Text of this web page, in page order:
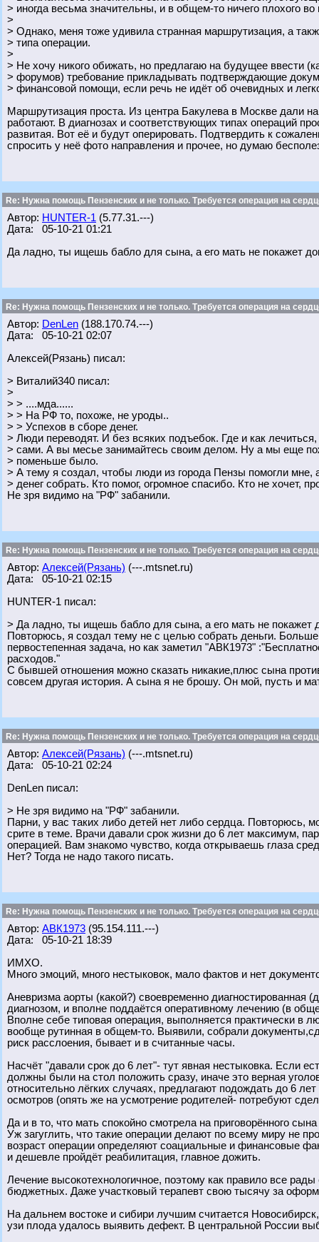
> иногда весьма значительны, и в общем-то ничего плохого
>
> Однако, меня тоже удивила странная маршрутизация, а
> типа операции.
>
> Не хочу никого обижать, но предлагаю на будущее ввести
> форумов) требование прикладывать подтверждающие
> финансовой помощи, если речь не идёт об очевидных и
Маршрутизация проста. Из центра Бакулева в Москве дали
работают. В диагнозах и соответствующих типах операций
развитая. Вот её и будут оперировать. Подтвердить к
спросить у неё фото направления и прочее, но думаю
Re: Нужна помощь Пензенских и не только. Требуется операция на
Автор: HUNTER-1 (5.77.31.---)
Дата: 05-10-21 01:21
Да ладно, ты ищешь бабло для сына, а его мать не покажет
Re: Нужна помощь Пензенских и не только. Требуется операция на
Автор: DenLen (188.170.74.---)
Дата: 05-10-21 02:07
Алексей(Рязань) писал:
> Виталий340 писал:
>
> > ....мда......
> > На РФ то, похоже, не уроды..
> > Успехов в сборе денег.
> Люди переводят. И без всяких подъебок. Где и как
> сами. А вы месье занимайтесь своим делом. Ну а мы еще
> поменьше было.
> А тему я создал, чтобы люди из города Пензы помогли мне,
> денег собрать. Кто помог, огромное спасибо. Кто не хочет,
Не зря видимо на "РФ" забанили.
Re: Нужна помощь Пензенских и не только. Требуется операция на
Автор: Алексей(Рязань) (---.mtsnet.ru)
Дата: 05-10-21 02:15
HUNTER-1 писал:
> Да ладно, ты ищешь бабло для сына, а его мать не покажет
Повторюсь, я создал тему не с целью собрать деньги.
первостепенная задача, но как заметил "АВК1973"
расходов."
С бывшей отношения можно сказать никакие,плюс сына
совсем другая история. А сына я не брошу. Он мой, пусть и
Re: Нужна помощь Пензенских и не только. Требуется операция на
Автор: Алексей(Рязань) (---.mtsnet.ru)
Дата: 05-10-21 02:24
DenLen писал:
> Не зря видимо на "РФ" забанили.
Парни, у вас таких либо детей нет либо сердца. Повторюсь,
срите в теме. Врачи давали срок жизни до 6 лет максимум,
операцией. Вам знакомо чувство, когда открываешь глаза
Нет? Тогда не надо такого писать.
Re: Нужна помощь Пензенских и не только. Требуется операция на
Автор: АВК1973 (95.154.111.---)
Дата: 05-10-21 18:39
ИМХО.
Много эмоций, много нестыковок, мало фактов и нет
Аневризма аорты (какой?) своевременно диагностированная
диагнозом, и вполне поддаётся оперативному лечению (в
Вполне себе типовая операция, выполняется практически в
вообще рутинная в общем-то. Выявили, собрали
риск расслоения, бывает и в считанные часы.
Насчёт "давали срок до 6 лет"- тут явная нестыковка. Если
должны были на стол положить сразу, иначе это верная
относительно лёгких случаях, предлагают подождать до 6
осмотров (опять же на усмотрение родителей- потребуют
Да и в то, что мать спокойно смотрела на приговорённого
Уж загуглить, что такие операции делают по всему миру не
возраст операции определяют соациальные и финансовые
и дешевле пройдёт реабилитация, главное дожить.
Лечение высокотехнологичное, поэтому как правило все
бюджетных. Даже участковый терапевт свою тысячу за
На дальнем востоке и сибири лучшим считается
узи плода удалось выявить дефект. В центральной России